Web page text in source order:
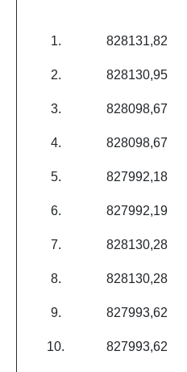
1. 828131,82
2. 828130,95
3. 828098,67
4. 828098,67
5. 827992,18
6. 827992,19
7. 828130,28
8. 828130,28
9. 827993,62
10. 827993,62